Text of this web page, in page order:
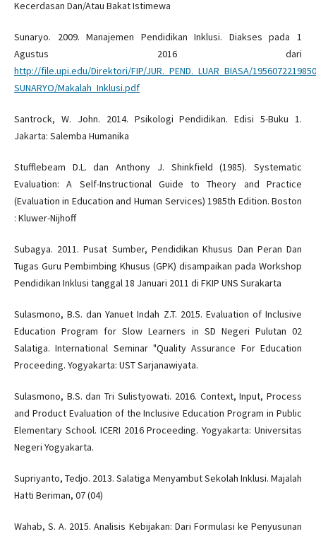
Kecerdasan Dan/Atau Bakat Istimewa
Sunaryo. 2009. Manajemen Pendidikan Inklusi. Diakses pada 1
Agustus 2016 dari
http://file.upi.edu/Direktori/FIP/JUR._PEND._LUAR_BIASA/
SUNARYO/Makalah_Inklusi.pdf
Santrock, W. John. 2014. Psikologi Pendidikan. Edisi 5-Buku 1.
Jakarta: Salemba Humanika
Stufflebeam D.L. dan Anthony J. Shinkfield (1985). Systematic
Evaluation: A Self-Instructional Guide to Theory and Practice
(Evaluation in Education and Human Services) 1985th Edition. Boston
: Kluwer-Nijhoff
Subagya. 2011. Pusat Sumber, Pendidikan Khusus Dan Peran Dan
Tugas Guru Pembimbing Khusus (GPK) disampaikan pada Workshop
Pendidikan Inklusi tanggal 18 Januari 2011 di FKIP UNS Surakarta
Sulasmono, B.S. dan Yanuet Indah Z.T. 2015. Evaluation of Inclusive
Education Program for Slow Learners in SD Negeri Pulutan 02
Salatiga. International Seminar "Quality Assurance For Education
Proceeding. Yogyakarta: UST Sarjanawiyata.
Sulasmono, B.S. dan Tri Sulistyowati. 2016. Context, Input, Process
and Product Evaluation of the Inclusive Education Program in Public
Elementary School. ICERI 2016 Proceeding. Yogyakarta: Universitas
Negeri Yogyakarta.
Supriyanto, Tedjo. 2013. Salatiga Menyambut Sekolah Inklusi. Majalah
Hatti Beriman, 07 (04)
Wahab, S. A. 2015. Analisis Kebijakan: Dari Formulasi ke Penyusunan